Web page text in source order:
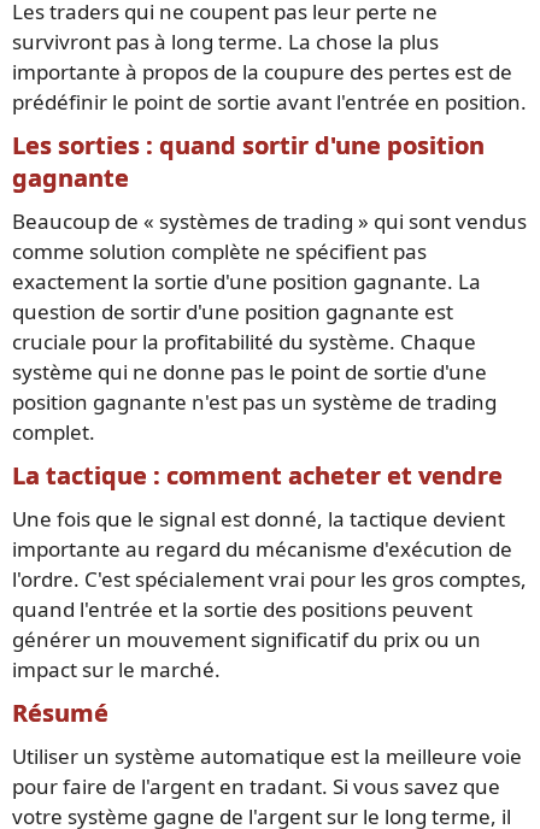
Les traders qui ne coupent pas leur perte ne
survivront pas à long terme. La chose la plus
importante à propos de la coupure des pertes est de
prédéfinir le point de sortie avant l'entrée en position.
Les sorties : quand sortir d'une position
gagnante
Beaucoup de « systèmes de trading » qui sont vendus
comme solution complète ne spécifient pas
exactement la sortie d'une position gagnante. La
question de sortir d'une position gagnante est
cruciale pour la profitabilité du système. Chaque
système qui ne donne pas le point de sortie d'une
position gagnante n'est pas un système de trading
complet.
La tactique : comment acheter et vendre
Une fois que le signal est donné, la tactique devient
importante au regard du mécanisme d'exécution de
l'ordre. C'est spécialement vrai pour les gros comptes,
quand l'entrée et la sortie des positions peuvent
générer un mouvement significatif du prix ou un
impact sur le marché.
Résumé
Utiliser un système automatique est la meilleure voie
pour faire de l'argent en tradant. Si vous savez que
votre système gagne de l'argent sur le long terme, il